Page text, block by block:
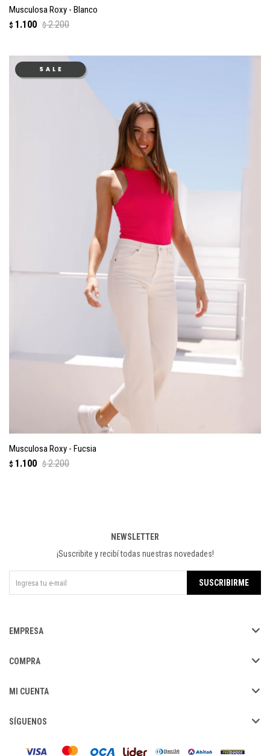
Musculosa Roxy - Blanco
$ 1.100 $ 2.200
Musculosa Roxy - Fucsia
$ 1.100 $ 2.200
EMPRESA
COMPRA
MI CUENTA
SÍGUENOS
NEWSLETTER
¡Suscribite y recibí todas nuestras novedades!
SUSCRIBIRME